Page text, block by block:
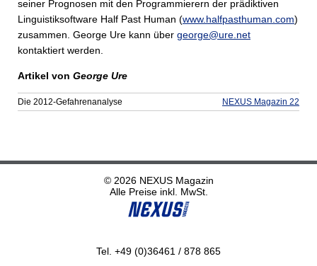
seiner Prognosen mit den Programmierern der prädiktiven
Linguistiksoftware Half Past Human (www.halfpasthuman.com)
zusammen. George Ure kann über george@ure.net
kontaktiert werden.
Artikel von George Ure
Die 2012-Gefahrenanalyse NEXUS Magazin 22
© 2026 NEXUS Magazin
Alle Preise inkl. MwSt.
Tel. +49 (0)36461 / 878 865